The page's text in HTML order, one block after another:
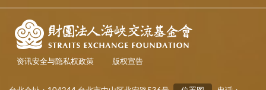
资讯安全与隐私权政策 版权宣告